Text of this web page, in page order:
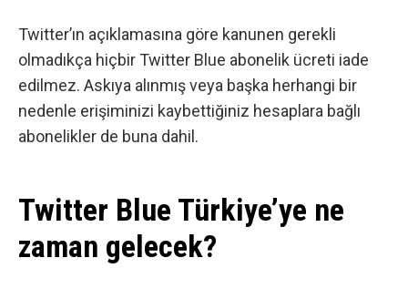
Twitter’ın açıklamasına göre kanunen gerekli
olmadıkça hiçbir Twitter Blue abonelik ücreti iade
edilmez. Askıya alınmış veya başka herhangi bir
nedenle erişiminizi kaybettiğiniz hesaplara bağlı
abonelikler de buna dahil.
Twitter Blue Türkiye’ye ne
zaman gelecek?